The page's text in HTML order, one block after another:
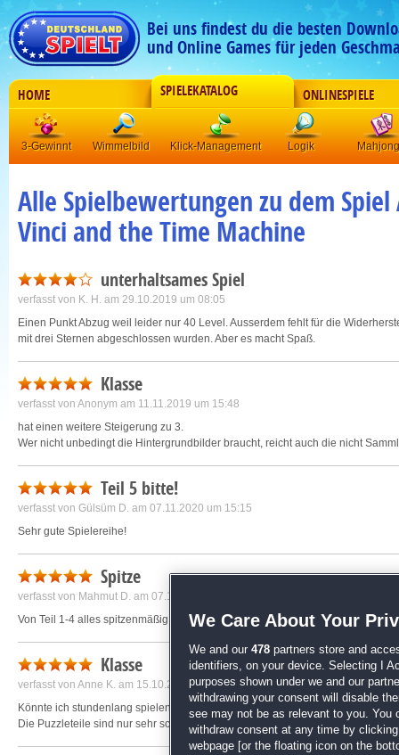
Bei uns findest du die besten
und Online Games für jeden
HOME SPIELEKATALOG ONLINESPIELE
3-Gewinnt Wimmelbild Klick-Management Logik Mahjong
Alle Spielbewertungen zu dem
Vinci and the Time Machine
unterhaltsames Spiel
verfasst von K. H. am 29.10.2019 um 08:05
Einen Punkt Abzug weil leider nur 40 Level. Ausserdem fehlt für die
mit drei Sternen abgeschlossen wurden. Aber es macht Spaß.
Klasse
verfasst von Anonym am 11.11.2019 um 15:48
hat einen weitere Steigerung zu 3.
Wer nicht unbedingt die Hintergrundbilder braucht, reicht auch die nicht
Teil 5 bitte!
verfasst von Gülsüm D. am 07.11.2020 um 15:15
Sehr gute Spielereihe!
Spitze
verfasst von Mahmut D. am 07.11.2020 um 15:39
Von Teil 1-4 alles spitzenmäßig!
Klasse
verfasst von Anne K. am 15.10.2019 um 01:57
Könnte ich stundenlang spielen ;)
Die Puzzleteile sind nur sehr schwer zu finden.
We Care About Your
We and our 478 partners store and
identifiers, on your device. Selecting I
purposes shown under we and our
withdrawing your consent will disable
see may not be as relevant to you. You
withdraw consent at any time by
webpage [or the floating icon on the